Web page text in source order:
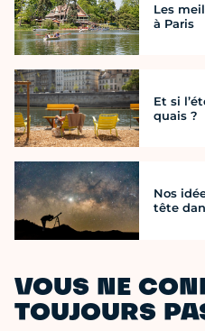
Les
à Paris
Et si
quais ?
Nos
tête
VOUS NE
TOUJOURS